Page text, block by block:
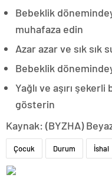
Bebeklik
muhafaza edin
Azar azar ve sık sık
Bebeklik
Yağlı ve aşırı
gösterin
Kaynak: (BYZHA)
Çocuk Durum İshal